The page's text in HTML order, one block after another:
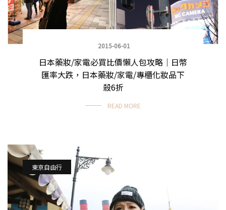
2015-06-01
日本藥妝/家電必買比價懶人包攻略｜日幣
匯率大跌，日本藥妝/家電/專櫃化妝品下
殺6折
READ MORE
東京自由行